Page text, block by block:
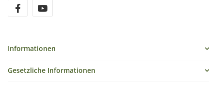
Informationen
Gesetzliche Informationen